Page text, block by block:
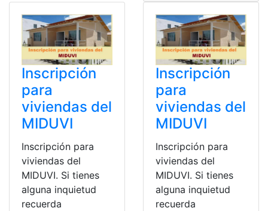
Inscripción
para
viviendas del
MIDUVI
Inscripción para
viviendas del
MIDUVI. Si tienes
alguna inquietud
recuerda
Inscripción
para
viviendas del
MIDUVI
Inscripción para
viviendas del
MIDUVI. Si tienes
alguna inquietud
recuerda